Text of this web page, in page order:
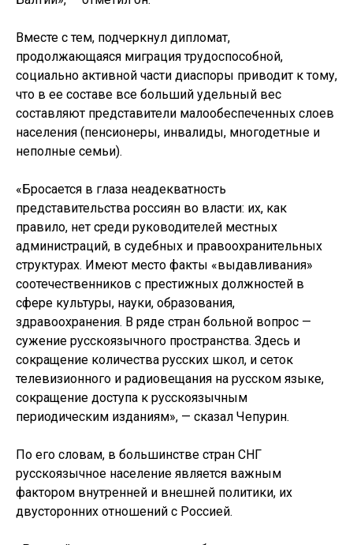
Вместе с тем, подчеркнул дипломат,
продолжающаяся миграция трудоспособной,
социально активной части диаспоры приводит к тому,
что в ее составе все больший удельный вес
составляют представители малообеспеченных слоев
населения (пенсионеры, инвалиды, многодетные и
неполные семьи).
«Бросается в глаза неадекватность
представительства россиян во власти: их, как
правило, нет среди руководителей местных
администраций, в судебных и правоохранительных
структурах. Имеют место факты «выдавливания»
соотечественников с престижных должностей в
сфере культуры, науки, образования,
здравоохранения. В ряде стран больной вопрос —
сужение русскоязычного пространства. Здесь и
сокращение количества русских школ, и сеток
телевизионного и радиовещания на русском языке,
сокращение доступа к русскоязычным
периодическим изданиям», — сказал Чепурин.
По его словам, в большинстве стран СНГ
русскоязычное население является важным
фактором внутренней и внешней политики, их
двусторонних отношений с Россией.